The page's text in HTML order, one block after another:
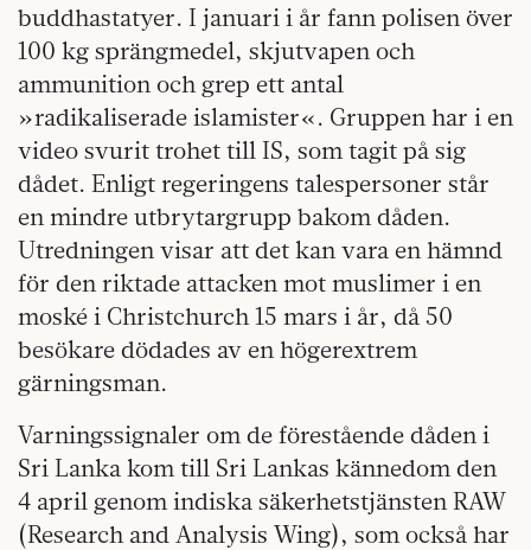
buddhastatyer. I januari i år fann polisen över
100 kg sprängmedel, skjutvapen och
ammunition och grep ett antal
»radikaliserade islamister«. Gruppen har i en
video svurit trohet till IS, som tagit på sig
dådet. Enligt regeringens talespersoner står
en mindre utbrytargrupp bakom dåden.
Utredningen visar att det kan vara en hämnd
för den riktade attacken mot muslimer i en
moské i Christchurch 15 mars i år, då 50
besökare dödades av en högerextrem
gärningsman.
Varningssignaler om de förestående dåden i
Sri Lanka kom till Sri Lankas kännedom den
4 april genom indiska säkerhetstjänsten RAW
(Research and Analysis Wing), som också har